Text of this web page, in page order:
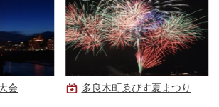
会 多良木町ゑびす夏まつり